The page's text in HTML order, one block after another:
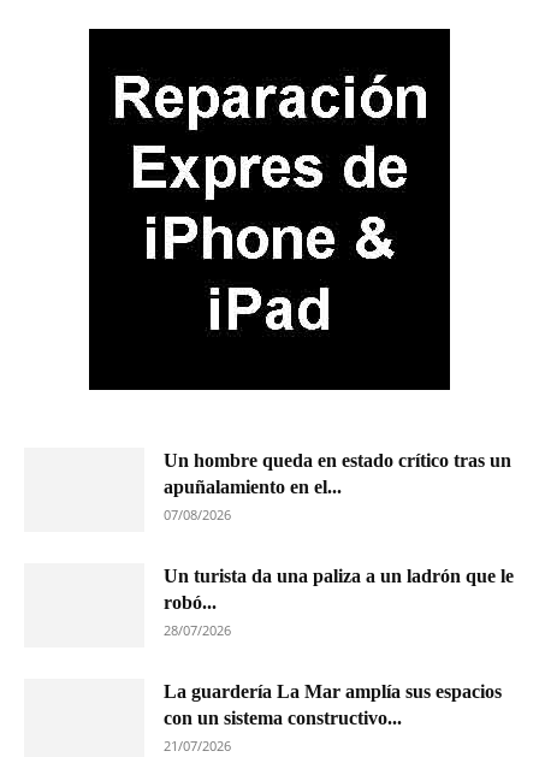
Un hombre queda en estado crítico tras un
apuñalamiento en el...
07/08/2026
Un turista da una paliza a un ladrón que le
robó...
28/07/2026
La guardería La Mar amplía sus espacios
con un sistema constructivo...
21/07/2026